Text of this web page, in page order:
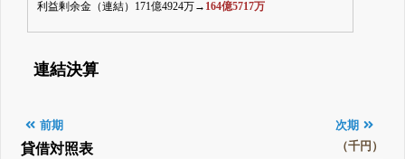
利益剰余金（連結）171億4924万→ 164億5717万
連結決算
前期 次期
貸借対照表 （千円）